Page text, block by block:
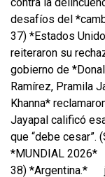
desafíos del
37) *Estados
reiteraron su
gobierno de
Ramírez, Pramila
Khanna*
Jayapal calificó
que “debe cesar”.
*MUNDIAL 2026*
38) *Argentina.*